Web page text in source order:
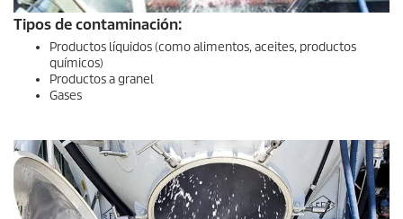
Tipos de contaminación:
Productos líquidos (como alimentos, aceites, productos
químicos)
Productos a granel
Gases